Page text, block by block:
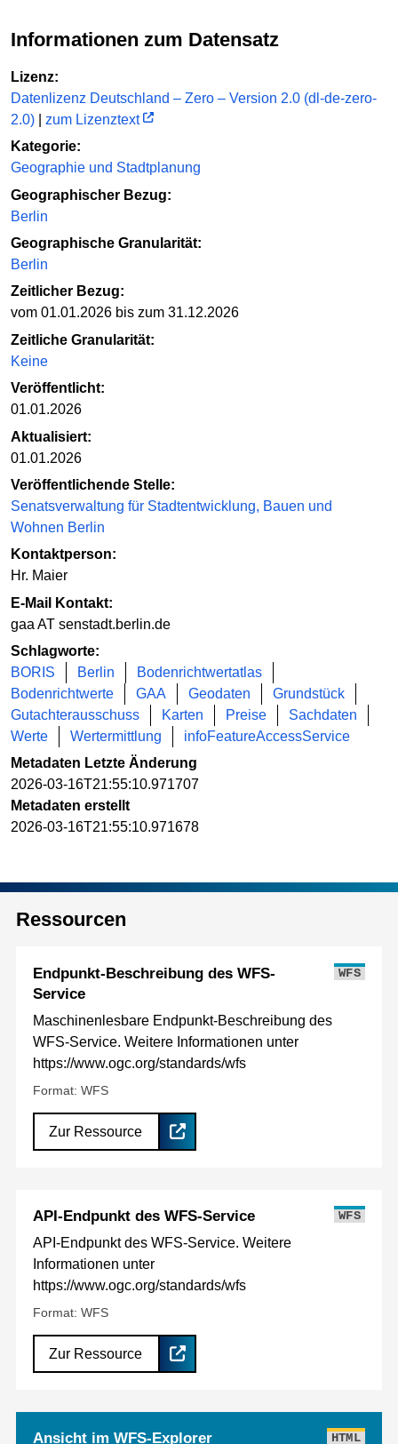
Informationen zum Datensatz
Lizenz:
Datenlizenz Deutschland – Zero – Version 2.0 (dl-de-zero-
2.0)
zum Lizenztext
Kategorie:
Geographie und Stadtplanung
Geographischer Bezug:
Berlin
Geographische Granularität:
Berlin
Zeitlicher Bezug:
vom 01.01.2026 bis zum 31.12.2026
Zeitliche Granularität:
Keine
Veröffentlicht:
01.01.2026
Aktualisiert:
01.01.2026
Veröffentlichende Stelle:
Senatsverwaltung für Stadtentwicklung, Bauen und
Wohnen Berlin
Kontaktperson:
Hr. Maier
E-Mail Kontakt:
gaa AT senstadt.berlin.de
Schlagworte:
BORIS
Berlin
Bodenrichtwertatlas
Bodenrichtwerte
GAA Geodaten
Grundstück
Gutachterausschuss
Karten Preise
Sachdaten
Werte
Wertermittlung
infoFeatureAccessService
Metadaten Letzte Änderung
2026-03-16T21:55:10.971707
Metadaten erstellt
2026-03-16T21:55:10.971678
Ressourcen
Endpunkt-Beschreibung des WFS-
Service
WFS
Maschinenlesbare Endpunkt-Beschreibung des
WFS-Service. Weitere Informationen unter
https://www.ogc.org/standards/wfs
Format: WFS
Zur Ressource
API-Endpunkt des WFS-Service WFS
API-Endpunkt des WFS-Service. Weitere
Informationen unter
https://www.ogc.org/standards/wfs
Format: WFS
Zur Ressource
Ansicht im WFS-Explorer HTML